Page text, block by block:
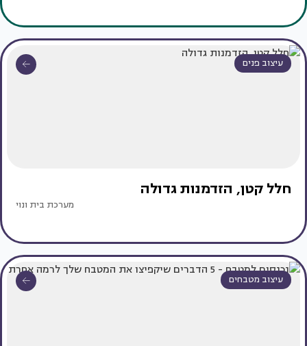
עיצוב פנים
חלל קטן, הזדמנות גדולה
מערכת בית ונוי
עיצוב מטבחים